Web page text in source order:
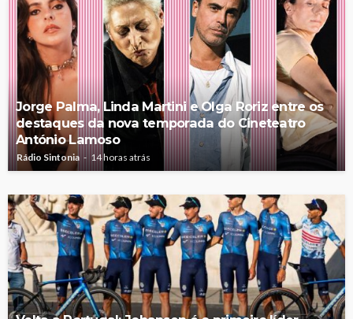
Jorge Palma, Linda Martini e Olga Roriz entre os
destaques da nova temporada do Cineteatro
António Lamoso
Rádio Sintonia 14 horas atrás